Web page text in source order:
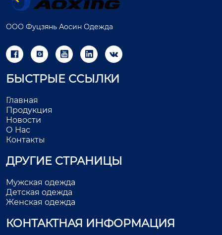
ООО Фуцзянь Аосин Одежда
    
БЫСТРЫЕ ССЫЛКИ
Главная
Продукция
Новости
О Нас
Контакты
ДРУГИЕ СТРАНИЦЫ
Мужская одежда
Детская одежда
Женская одежда
КОНТАКТНАЯ ИНФОРМАЦИЯ